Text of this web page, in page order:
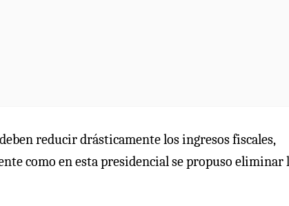
reducir drásticamente los ingresos fiscales,
como en esta presidencial se propuso eliminar